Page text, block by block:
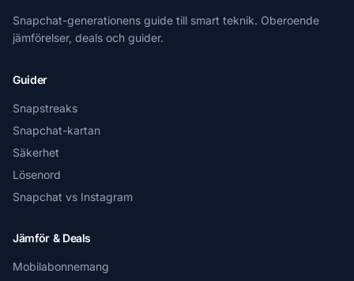
Snapchat-generationens guide till smart teknik. Oberoende
jämförelser, deals och guider.
Guider
Snapstreaks
Snapchat-kartan
Säkerhet
Lösenord
Snapchat vs Instagram
Jämför & Deals
Mobilabonnemang